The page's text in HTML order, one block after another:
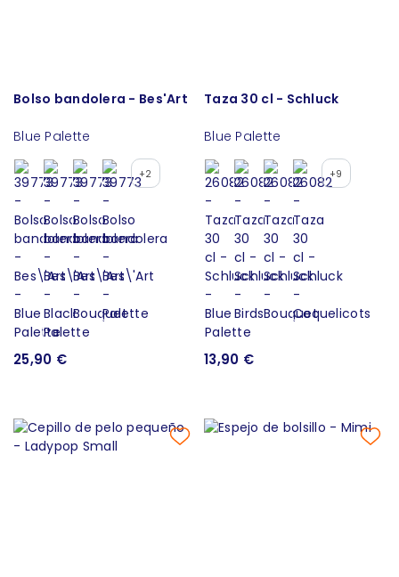
Bolso bandolera - Bes'Art
Blue Palette
+2
25,90 €
Taza 30 cl - Schluck
Blue Palette
+9
13,90 €